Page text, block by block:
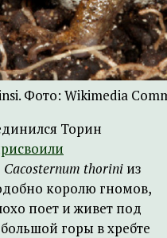
Фото: Wikimedia
Торин
Cacosternum thorini из
королю гномов,
поет и живет под
горы в хребте